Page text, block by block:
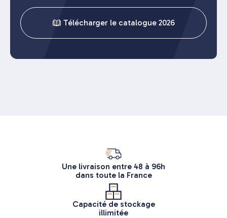
Télécharger le catalogue 2026
Une livraison entre 48 à 96h
dans toute la France
Capacité de stockage
illimitée